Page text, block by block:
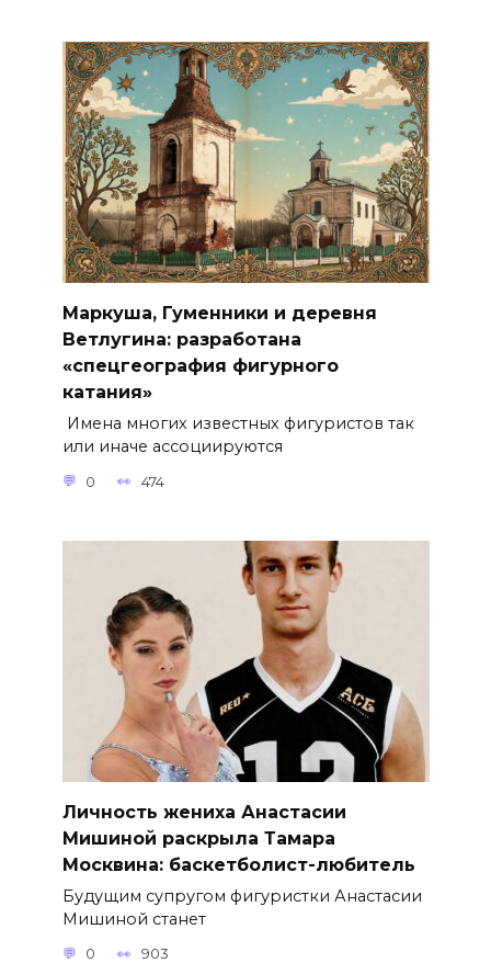
Маркуша, Гуменники и деревня
Ветлугина: разработана
«спецгеография фигурного
катания»
Имена многих известных фигуристов так
или иначе ассоциируются
0 474
Личность жениха Анастасии
Мишиной раскрыла Тамара
Москвина: баскетболист-любитель
Будущим супругом фигуристки Анастасии
Мишиной станет
0 903